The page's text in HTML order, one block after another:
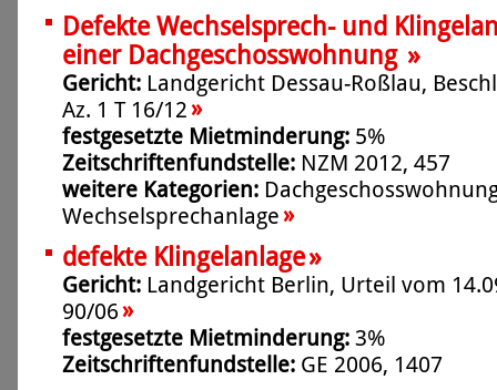
Defekte Wechselsprech- und
einer Dachgeschosswohnung »
Gericht: Landgericht Dessau-Roßlau,
Az. 1 T 16/12»
festgesetzte Mietminderung: 5%
Zeitschriftenfundstelle: NZM 2012, 457
weitere Kategorien:
Wechselsprechanlage»
defekte Klingelanlage»
Gericht: Landgericht Berlin, Urteil vom
90/06»
festgesetzte Mietminderung: 3%
Zeitschriftenfundstelle: GE 2006, 1407